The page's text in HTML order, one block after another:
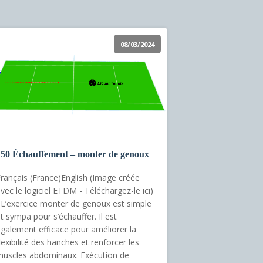
08/03/2024
Échauffement – monter de genoux
(France)English (Image créée
le logiciel ETDM - Téléchargez-le ici)
monter de genoux est simple
sympa pour s’échauffer. Il est
efficace pour améliorer la
des hanches et renforcer les
abdominaux. Exécution de